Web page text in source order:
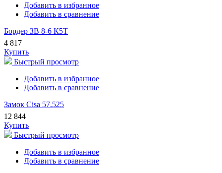
Добавить в избранное
Добавить в сравнение
Бордер ЗВ 8-6 К5Т
4 817
Купить
Быстрый просмотр
Добавить в избранное
Добавить в сравнение
Замок Cisa 57.525
12 844
Купить
Быстрый просмотр
Добавить в избранное
Добавить в сравнение